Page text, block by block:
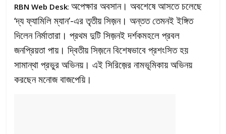
RBN Web Desk:অপেক্ষার অবসান। অবশেষে আসতে চলেছে
‘দ্য ফ্যামিলি ম্যান’-এর তৃতীয় সিজ়ন। অন্তত তেমনই ইঙ্গিত
দিলেন নির্মাতারা। প্রথম দুটি সিজ়নই দর্শকমহলে প্রবল
জনপ্রিয়তা পায়। দ্বিতীয় সিজ়নে বিশেষভাবে প্রশংসিত হয়
সামান্থা প্রভুর অভিনয়। এই সিরিজ়ের নামভূমিকায় অভিনয়
করছেন মনোজ বাজপেয়ি।